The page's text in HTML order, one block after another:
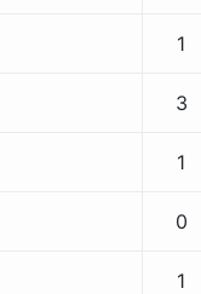
1
3
1
0
1